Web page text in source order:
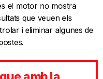
el motor no mostra
que veuen els
i eliminar algunes de